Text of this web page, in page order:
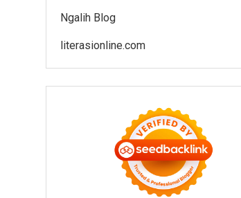
Ngalih Blog
literasionline.com